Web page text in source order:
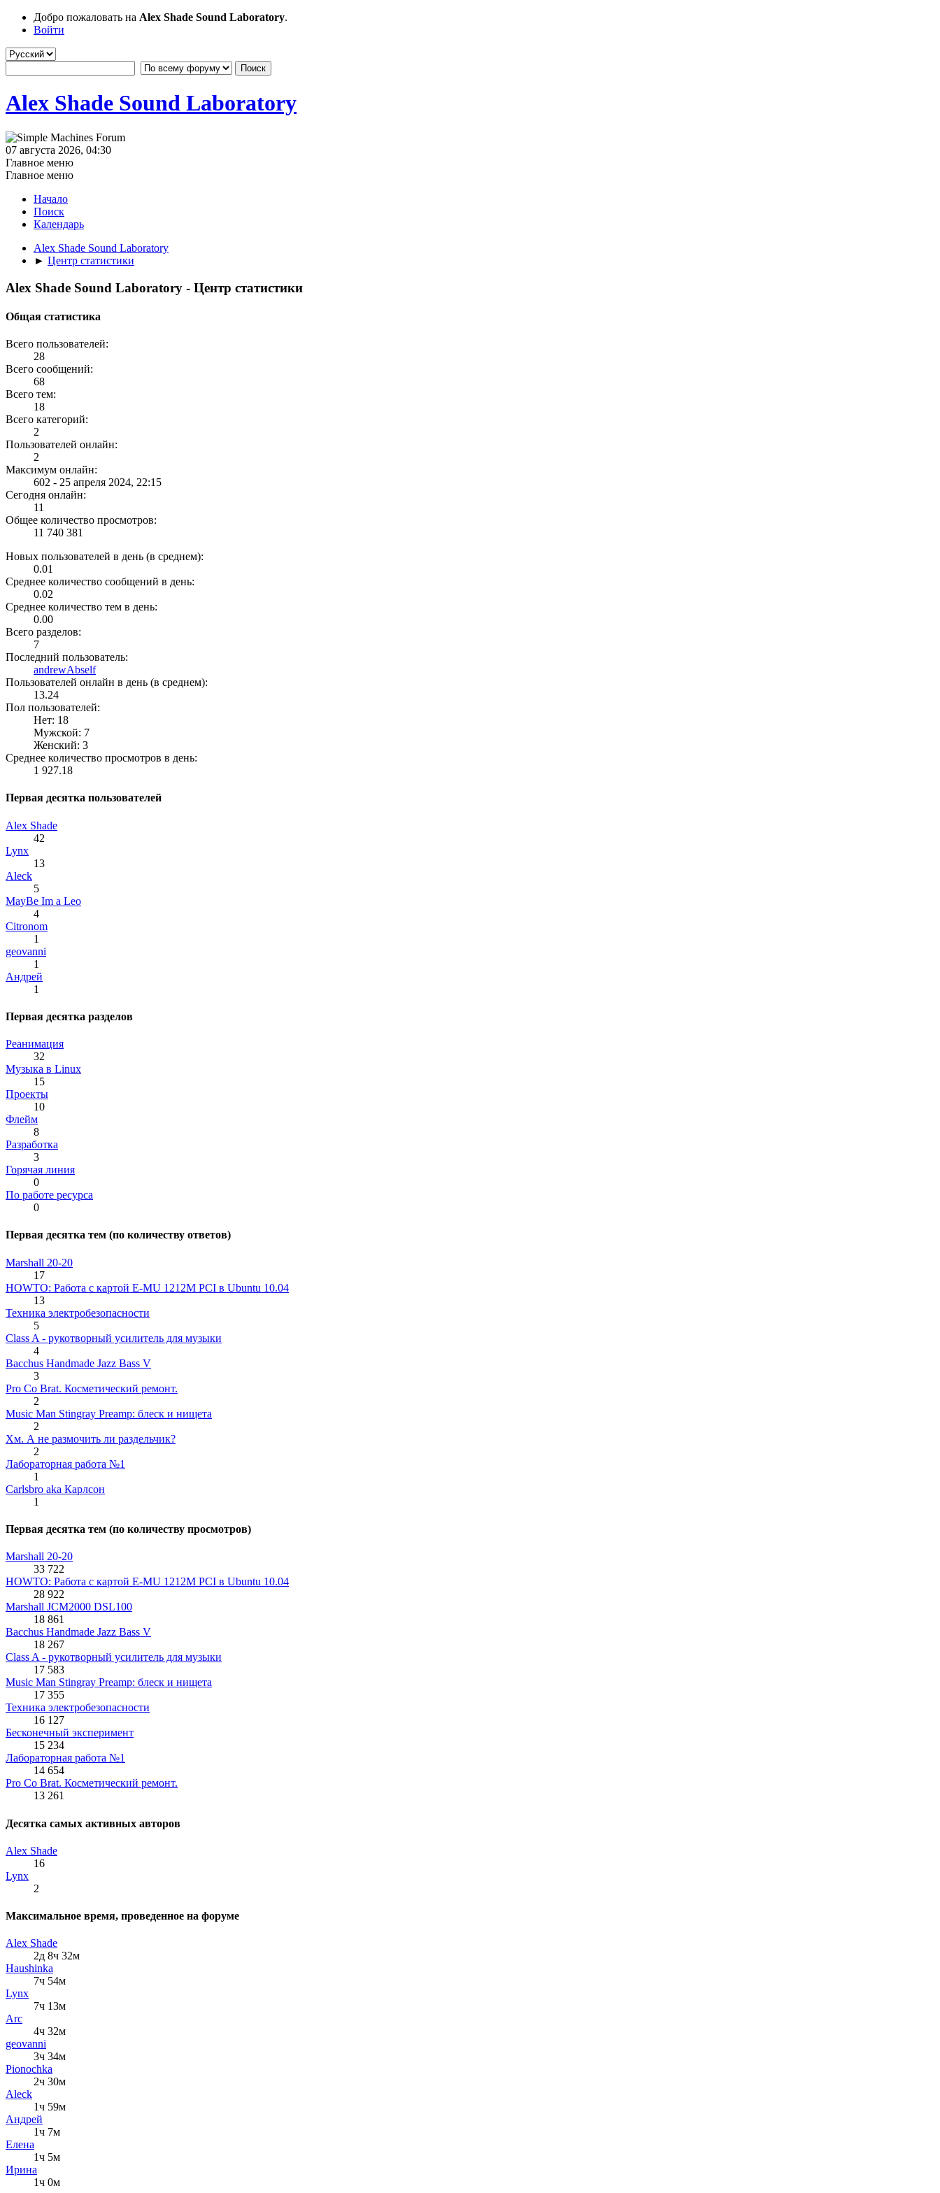
Добро пожаловать на Alex Shade Sound Laboratory.
Войти
Alex Shade Sound Laboratory
07 августа 2026, 04:30
Главное меню
Главное меню
Начало
Поиск
Календарь
Alex Shade Sound Laboratory
► Центр статистики
Alex Shade Sound Laboratory - Центр статистики
Общая статистика
Всего пользователей:
28
Всего сообщений:
68
Всего тем:
18
Всего категорий:
2
Пользователей онлайн:
2
Максимум онлайн:
602 - 25 апреля 2024, 22:15
Сегодня онлайн:
11
Общее количество просмотров:
11 740 381
Новых пользователей в день (в среднем):
0.01
Среднее количество сообщений в день:
0.02
Среднее количество тем в день:
0.00
Всего разделов:
7
Последний пользователь:
andrewAbself
Пользователей онлайн в день (в среднем):
13.24
Пол пользователей:
Нет: 18
Мужской: 7
Женский: 3
Среднее количество просмотров в день:
1 927.18
Первая десятка пользователей
Alex Shade
42
Lynx
13
Aleck
5
MayBe Im a Leo
4
Citronom
1
geovanni
1
Андрей
1
Первая десятка разделов
Реанимация
32
Музыка в Linux
15
Проекты
10
Флейм
8
Разработка
3
Горячая линия
0
По работе ресурса
0
Первая десятка тем (по количеству ответов)
Marshall 20-20
17
HOWTO: Работа с картой E-MU 1212M PCI в Ubuntu 10.04
13
Техника электробезопасности
5
Class A - рукотворный усилитель для музыки
4
Bacchus Handmade Jazz Bass V
3
Pro Co Brat. Косметический ремонт.
2
Music Man Stingray Preamp: блеск и нищета
2
Хм. А не размочить ли раздельчик?
2
Лабораторная работа №1
1
Carlsbro aka Карлсон
1
Первая десятка тем (по количеству просмотров)
Marshall 20-20
33 722
HOWTO: Работа с картой E-MU 1212M PCI в Ubuntu 10.04
28 922
Marshall JCM2000 DSL100
18 861
Bacchus Handmade Jazz Bass V
18 267
Class A - рукотворный усилитель для музыки
17 583
Music Man Stingray Preamp: блеск и нищета
17 355
Техника электробезопасности
16 127
Бесконечный эксперимент
15 234
Лабораторная работа №1
14 654
Pro Co Brat. Косметический ремонт.
13 261
Десятка самых активных авторов
Alex Shade
16
Lynx
2
Максимальное время, проведенное на форуме
Alex Shade
2д 8ч 32м
Haushinka
7ч 54м
Lynx
7ч 13м
Arc
4ч 32м
geovanni
3ч 34м
Pionochka
2ч 30м
Aleck
1ч 59м
Андрей
1ч 7м
Елена
1ч 5м
Ирина
1ч 0м